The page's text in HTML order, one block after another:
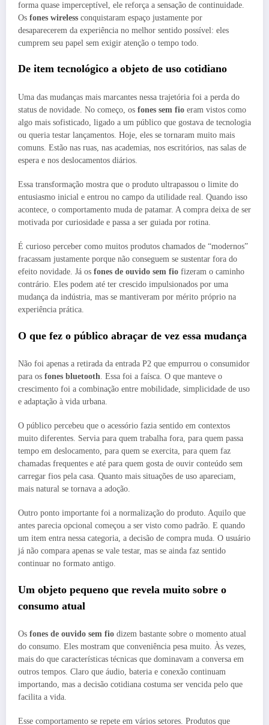
forma quase imperceptível, ele reforça a sensação de continuidade.
Os fones wireless conquistaram espaço justamente por
desaparecerem da experiência no melhor sentido possível: eles
cumprem seu papel sem exigir atenção o tempo todo.
De item tecnológico a objeto de uso cotidiano
Uma das mudanças mais marcantes nessa trajetória foi a perda do
status de novidade. No começo, os fones sem fio eram vistos como
algo mais sofisticado, ligado a um público que gostava de tecnologia
ou queria testar lançamentos. Hoje, eles se tornaram muito mais
comuns. Estão nas ruas, nas academias, nos escritórios, nas salas de
espera e nos deslocamentos diários.
Essa transformação mostra que o produto ultrapassou o limite do
entusiasmo inicial e entrou no campo da utilidade real. Quando isso
acontece, o comportamento muda de patamar. A compra deixa de ser
motivada por curiosidade e passa a ser guiada por rotina.
É curioso perceber como muitos produtos chamados de “modernos”
fracassam justamente porque não conseguem se sustentar fora do
efeito novidade. Já os fones de ouvido sem fio fizeram o caminho
contrário. Eles podem até ter crescido impulsionados por uma
mudança da indústria, mas se mantiveram por mérito próprio na
experiência prática.
O que fez o público abraçar de vez essa mudança
Não foi apenas a retirada da entrada P2 que empurrou o consumidor
para os fones bluetooth. Essa foi a faísca. O que manteve o
crescimento foi a combinação entre mobilidade, simplicidade de uso
e adaptação à vida urbana.
O público percebeu que o acessório fazia sentido em contextos
muito diferentes. Servia para quem trabalha fora, para quem passa
tempo em deslocamento, para quem se exercita, para quem faz
chamadas frequentes e até para quem gosta de ouvir conteúdo sem
carregar fios pela casa. Quanto mais situações de uso apareciam,
mais natural se tornava a adoção.
Outro ponto importante foi a normalização do produto. Aquilo que
antes parecia opcional começou a ser visto como padrão. E quando
um item entra nessa categoria, a decisão de compra muda. O usuário
já não compara apenas se vale testar, mas se ainda faz sentido
continuar no formato antigo.
Um objeto pequeno que revela muito sobre o
consumo atual
Os fones de ouvido sem fio dizem bastante sobre o momento atual
do consumo. Eles mostram que conveniência pesa muito. Às vezes,
mais do que características técnicas que dominavam a conversa em
outros tempos. Claro que áudio, bateria e conexão continuam
importando, mas a decisão cotidiana costuma ser vencida pelo que
facilita a vida.
Esse comportamento se repete em vários setores. Produtos que